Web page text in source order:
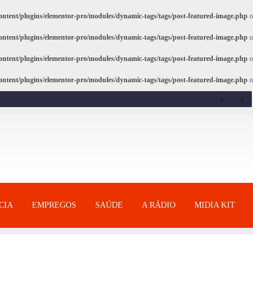
plugins/elementor-pro/modules/dynamic-tags/tags/post-featured-image.php
plugins/elementor-pro/modules/dynamic-tags/tags/post-featured-image.php
plugins/elementor-pro/modules/dynamic-tags/tags/post-featured-image.php
plugins/elementor-pro/modules/dynamic-tags/tags/post-featured-image.php
EMPREGOS SAÚDE A RÁDIO MIDIA KIT